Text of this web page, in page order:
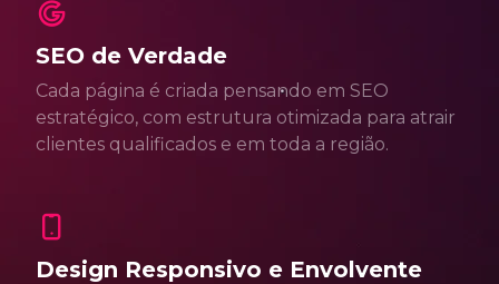
SEO de Verdade
Cada página é criada pensando em SEO
estratégico, com estrutura otimizada para atrair
clientes qualificados e em toda a região.
Design Responsivo e Envolvente